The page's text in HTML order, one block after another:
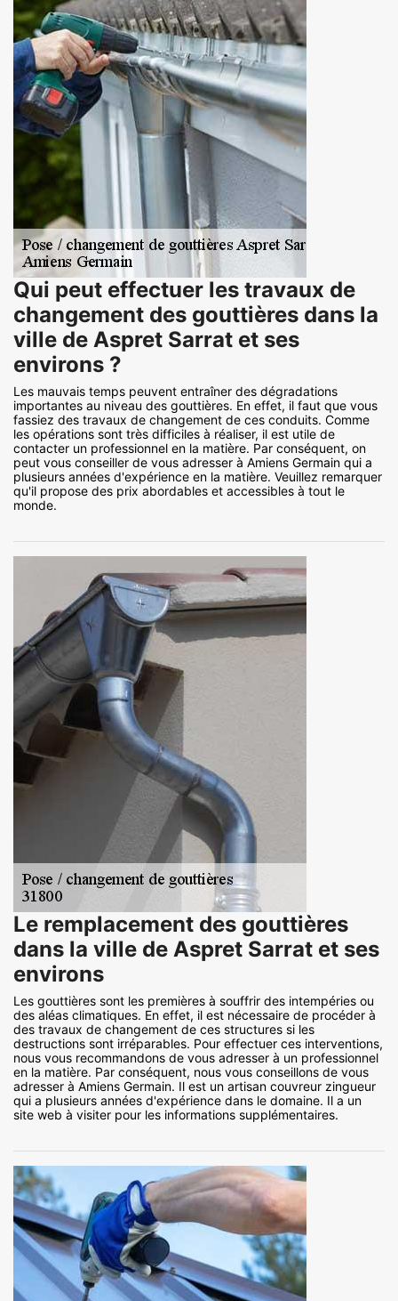
Qui peut effectuer les travaux de
changement des gouttières dans la
ville de Aspret Sarrat et ses
environs ?
Les mauvais temps peuvent entraîner des dégradations
importantes au niveau des gouttières. En effet, il faut que vous
fassiez des travaux de changement de ces conduits. Comme
les opérations sont très difficiles à réaliser, il est utile de
contacter un professionnel en la matière. Par conséquent, on
peut vous conseiller de vous adresser à Amiens Germain qui a
plusieurs années d'expérience en la matière. Veuillez remarquer
qu'il propose des prix abordables et accessibles à tout le
monde.
Le remplacement des gouttières
dans la ville de Aspret Sarrat et ses
environs
Les gouttières sont les premières à souffrir des intempéries ou
des aléas climatiques. En effet, il est nécessaire de procéder à
des travaux de changement de ces structures si les
destructions sont irréparables. Pour effectuer ces interventions,
nous vous recommandons de vous adresser à un professionnel
en la matière. Par conséquent, nous vous conseillons de vous
adresser à Amiens Germain. Il est un artisan couvreur zingueur
qui a plusieurs années d'expérience dans le domaine. Il a un
site web à visiter pour les informations supplémentaires.